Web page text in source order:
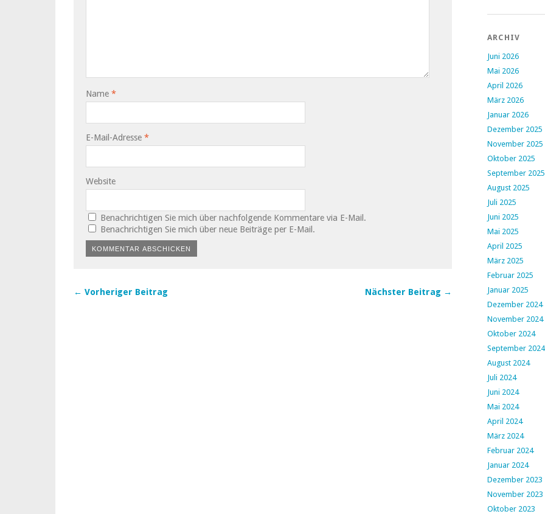
Name *
E-Mail-Adresse *
Website
Benachrichtigen Sie mich über nachfolgende Kommentare via E-Mail.
Benachrichtigen Sie mich über neue Beiträge per E-Mail.
← Vorheriger Beitrag Nächster Beitrag →
ARCHIV
Juni 2026
Mai 2026
April 2026
März 2026
Januar 2026
Dezember 2025
November 2025
Oktober 2025
September 2025
August 2025
Juli 2025
Juni 2025
Mai 2025
April 2025
März 2025
Februar 2025
Januar 2025
Dezember 2024
November 2024
Oktober 2024
September 2024
August 2024
Juli 2024
Juni 2024
Mai 2024
April 2024
März 2024
Februar 2024
Januar 2024
Dezember 2023
November 2023
Oktober 2023